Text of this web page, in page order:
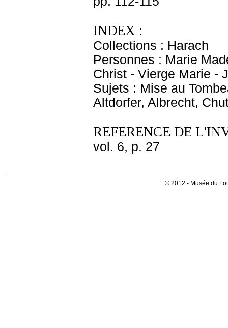
INDEX :
Collections : Harach
Personnes : Marie
Christ - Vierge Marie -
Sujets : Mise au
Altdorfer, Albrecht,
REFERENCE DE
vol. 6, p. 27
© 2012 - Musée du